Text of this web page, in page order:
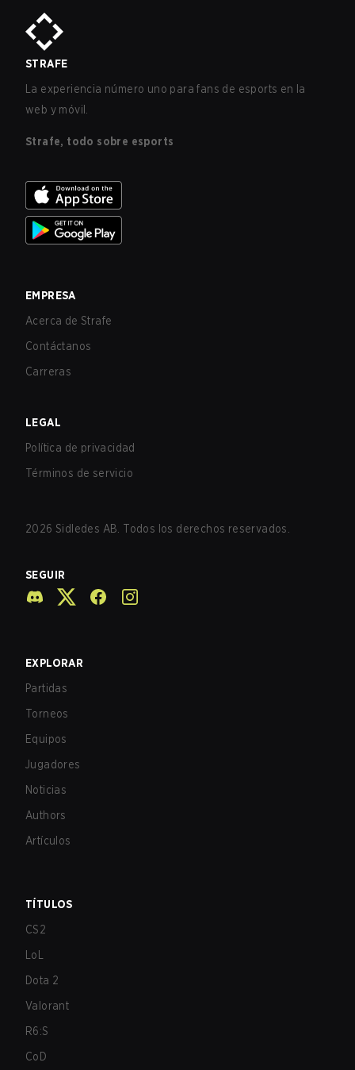
STRAFE
La experiencia número uno para fans de esports en la
web y móvil.
Strafe, todo sobre esports
EMPRESA
Acerca de Strafe
Contáctanos
Carreras
LEGAL
Política de privacidad
Términos de servicio
2026 Sidledes AB. Todos los derechos reservados.
SEGUIR
EXPLORAR
Partidas
Torneos
Equipos
Jugadores
Noticias
Authors
Artículos
TÍTULOS
CS2
LoL
Dota 2
Valorant
R6:S
CoD